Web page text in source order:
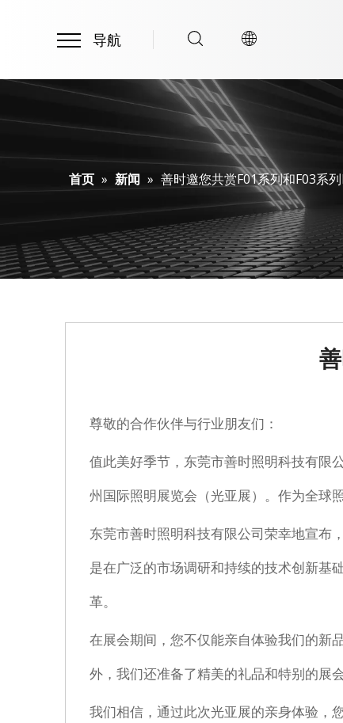
导航​​​​​​​
首页 » 新闻 » 善时邀您共赏F01系列和F03系
尊敬的合作伙伴与行业朋友们：
值此美好季节，东莞市善时照明科技有限
州国际照明展览会（光亚展）。作为全球
东莞市善时照明科技有限公司荣幸地宣布
是在广泛的市场调研和持续的技术创新基
革。
在展会期间，您不仅能亲自体验我们的新
外，我们还准备了精美的礼品和特别的展
我们相信，通过此次光亚展的亲身体验，